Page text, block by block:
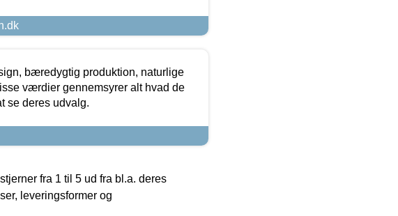
bæredygtig produktion, naturlige
værdier gennemsyrer alt hvad de
se deres udvalg.
fra 1 til 5 ud fra bl.a. deres
leveringsformer og